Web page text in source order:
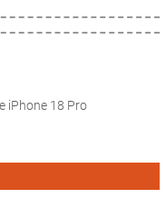
iPhone 18 Pro